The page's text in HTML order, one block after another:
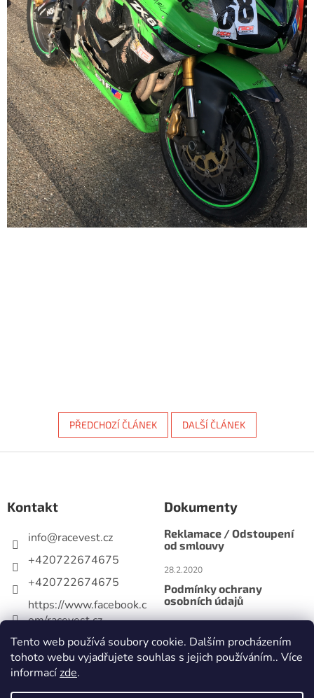
Tento web používá soubory cookie. Dalším procházením
tohoto webu vyjadřujete souhlas s jejich používáním.. Více
informacízde.
PŘEDCHOZÍ ČLÁNEK DALŠÍ ČLÁNEK
aKontakt
info@racevest.cz
+420722674675
+420722674675
https://www.facebook.c
om/racevest.cz
racevest.cz
Dokumenty
Reklamace / Odstoupení
od smlouvy
28.2.2020
Podmínky ochrany
osobních údajů
Obchodní podmínky